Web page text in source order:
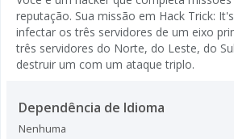
reputação. Sua missão em Hack Trick:
infectar os três servidores de um eixo
três servidores do Norte, do Leste, do
destruir um com um ataque triplo.
Dependência de Idioma
Nenhuma